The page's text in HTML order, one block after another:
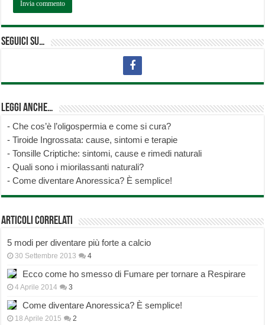
Seguici su…
Leggi anche…
-Che cos’è l’oligospermia e come si cura?
-Tiroide Ingrossata: cause, sintomi e terapie
-Tonsille Criptiche: sintomi, cause e rimedi naturali
-Quali sono i miorilassanti naturali?
-Come diventare Anoressica? È semplice!
Articoli correlati
5 modi per diventare più forte a calcio
30 Settembre 2013 4
Ecco come ho smesso di Fumare per tornare a Respirare
4 Aprile 2014 3
Come diventare Anoressica? È semplice!
18 Aprile 2015 2